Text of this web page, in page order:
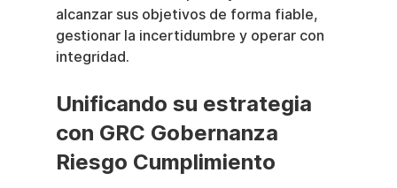
alcanzar sus objetivos de forma fiable,
gestionar la incertidumbre y operar con
integridad.
Unificando su estrategia
con GRC Gobernanza
Riesgo Cumplimiento